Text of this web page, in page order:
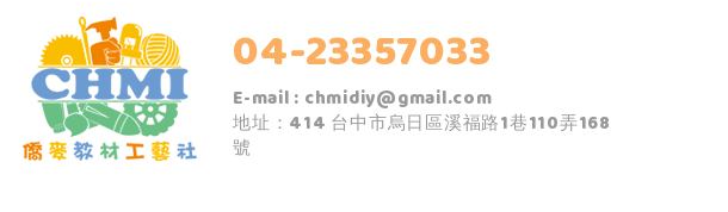
04-23357033
E-mail : chmidiy@gmail.com
地址：414 台中市烏日區溪福路1巷110弄168
號